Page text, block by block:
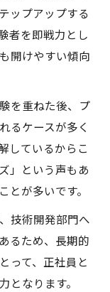
ップアップする
者を即戦力とし
開けやすい傾向
を重ねた後、プ
るケースが多く
しているからこ
」という声もあ
とが多いです。
技術開発部門へ
るため、長期的
って、正社員と
となります。